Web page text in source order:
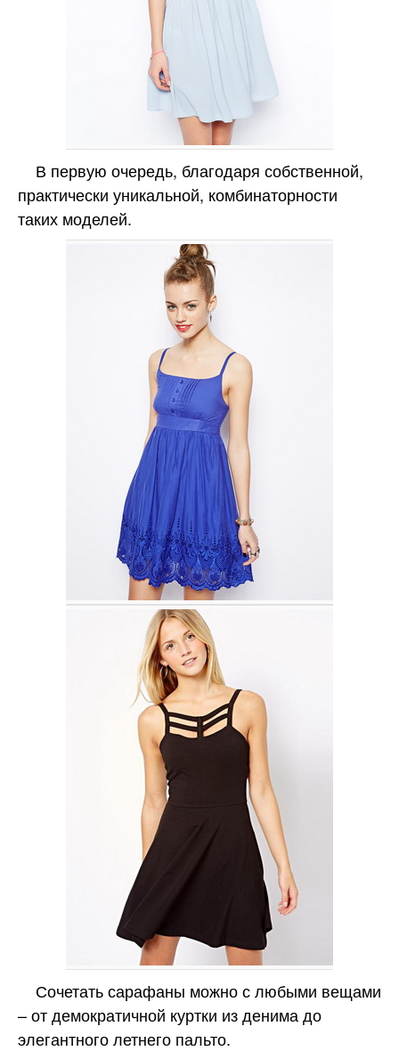
В первую очередь, благодаря собственной,
практически уникальной, комбинаторности
таких моделей.
Сочетать сарафаны можно с любыми вещами
– от демократичной куртки из денима до
элегантного летнего пальто.